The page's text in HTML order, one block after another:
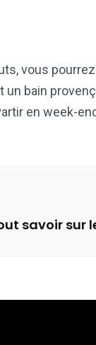
vous
un bain
en week-
savoir sur